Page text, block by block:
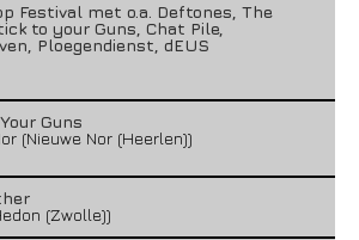
Festival met o.a. Deftones, The
to your Guns, Chat Pile,
Ploegendienst, dEUS
Guns
(Nieuwe Nor (Heerlen))
(Zwolle))